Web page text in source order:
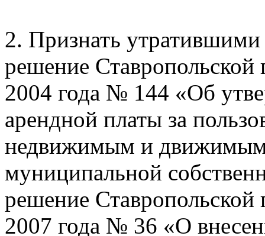
2. Признать утратившими
решение
2004 года № 144 «Об
арендной платы за
недвижимым и
муниципальной
решение
2007 года № 36 «О